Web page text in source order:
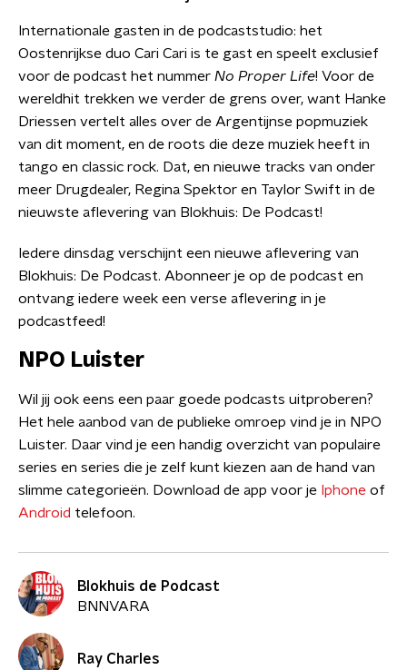
Internationale gasten in de podcaststudio: het
Oostenrijkse duo Cari Cari is te gast en speelt exclusief
voor de podcast het nummer No Proper Life! Voor de
wereldhit trekken we verder de grens over, want Hanke
Driessen vertelt alles over de Argentijnse popmuziek
van dit moment, en de roots die deze muziek heeft in
tango en classic rock. Dat, en nieuwe tracks van onder
meer Drugdealer, Regina Spektor en Taylor Swift in de
nieuwste aflevering van Blokhuis: De Podcast!
Iedere dinsdag verschijnt een nieuwe aflevering van
Blokhuis: De Podcast. Abonneer je op de podcast en
ontvang iedere week een verse aflevering in je
podcastfeed!
NPO Luister
Wil jij ook eens een paar goede podcasts uitproberen?
Het hele aanbod van de publieke omroep vind je in NPO
Luister. Daar vind je een handig overzicht van populaire
series en series die je zelf kunt kiezen aan de hand van
slimme categorieën. Download de app voor je Iphone of
Android telefoon.
Blokhuis de Podcast
BNNVARA
Ray Charles